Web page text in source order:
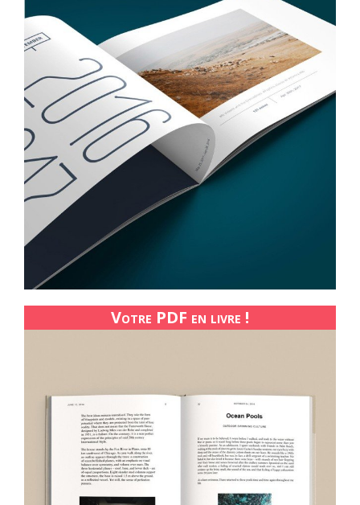
Votre PDF en livre !